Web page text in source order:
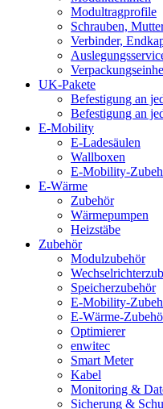
Modultragprofile
Schrauben,
Verbinder,
UK-Pakete
Befestigung an
Befestigung an
E-Mobility
E-Ladesäulen
Wallboxen
E-Mobility-
E-Wärme
Zubehör
Wärmepumpen
Heizstäbe
Zubehör
Modulzubehör
Speicherzubehör
E-Mobility-
E-Wärme-
Optimierer
enwitec
Smart Meter
Kabel
Monitoring &
Sicherung &